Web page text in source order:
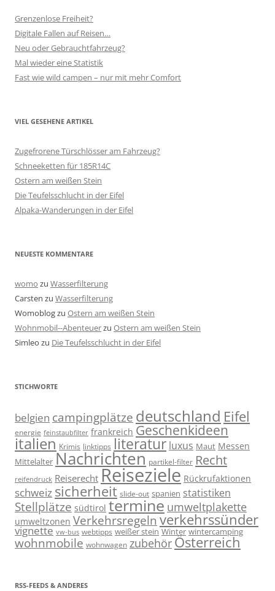
Grenzenlose Freiheit?
Digitale Fallen auf Reisen…
Neu oder Gebrauchtfahrzeug?
Mal wieder eine Statistik
Fast wie wild campen – nur mit mehr Comfort
VIEL GESEHENE ARTIKEL
Zugefrorene Türschlösser am Fahrzeug?
Schneeketten für 185R14C
Ostern am weißen Stein
Die Teufelsschlucht in der Eifel
Alpaka-Wanderungen in der Eifel
NEUESTE KOMMENTARE
womo zu Wasserfilterung
Carsten zu Wasserfilterung
Womoblogzu Ostern am weißen Stein
Wohnmobil--Abenteuerzu Ostern am weißen Stein
Simleo zu Die Teufelsschlucht in der Eifel
STICHWORTE
belgien campingplätze deutschland Eifel
energie feinstaubfilter frankreich Geschenkideen
italien Krimis linktipps literatur luxus Maut Messen
Mittelalter Nachrichten partikel-filter Recht
reifendruck Reiserecht Reiseziele Rückrufaktionen
schweiz sicherheit slide-out spanien statistiken
Stellplätze südtirol termine umweltplakette
umweltzonen Verkehrsregeln verkehrssünder
vignette vw-bus webtipps weißer stein Winter wintercamping
wohnmobile wohnwagen zubehör Österreich
RSS-FEEDS & ANDERES